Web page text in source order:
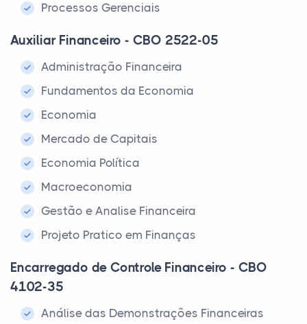
Processos Gerenciais
Auxiliar Financeiro - CBO 2522-05
Administração Financeira
Fundamentos da Economia
Economia
Mercado de Capitais
Economia Política
Macroeconomia
Gestão e Analise Financeira
Projeto Pratico em Finanças
Encarregado de Controle Financeiro - CBO
4102-35
Análise das Demonstrações Financeiras